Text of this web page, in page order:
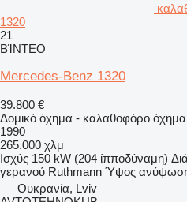
1320
21
ΒΊΝΤΕΟ
Mercedes-Benz 1320
39.800 €
Δομικό όχημα - καλαθοφόρο όχημα
1990
265.000 χλμ
Ισχύς 150 kW (204 ίπποδύναμη)
γερανού Ruthmann Ύψος
Ουκρανία, Lviv